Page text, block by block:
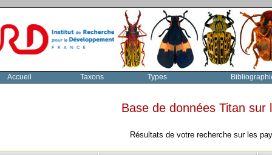
Accueil Taxons Types
Base de données Titan
Résultats de votre recherche sur les